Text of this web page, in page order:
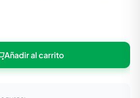
Añadir al carrito